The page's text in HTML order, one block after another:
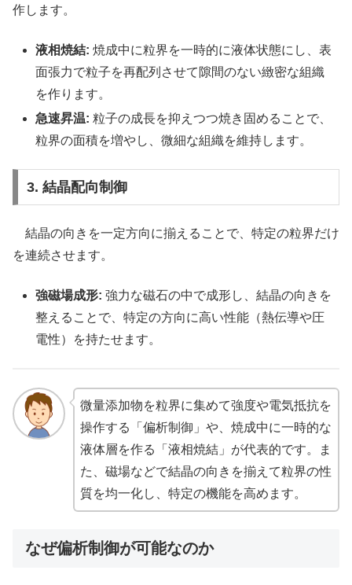
作します。
液相焼結: 焼成中に粒界を一時的に液体状態にし、表
面張力で粒子を再配列させて隙間のない緻密な組織
を作ります。
急速昇温: 粒子の成長を抑えつつ焼き固めることで、
粒界の面積を増やし、微細な組織を維持します。
3. 結晶配向制御
結晶の向きを一定方向に揃えることで、特定の粒界だけ
を連続させます。
強磁場成形: 強力な磁石の中で成形し、結晶の向きを
整えることで、特定の方向に高い性能（熱伝導や圧
電性）を持たせます。
微量添加物を粒界に集めて強度や電気抵抗を
操作する「偏析制御」や、焼成中に一時的な
液体層を作る「液相焼結」が代表的です。ま
た、磁場などで結晶の向きを揃えて粒界の性
質を均一化し、特定の機能を高めます。
なぜ偏析制御が可能なのか